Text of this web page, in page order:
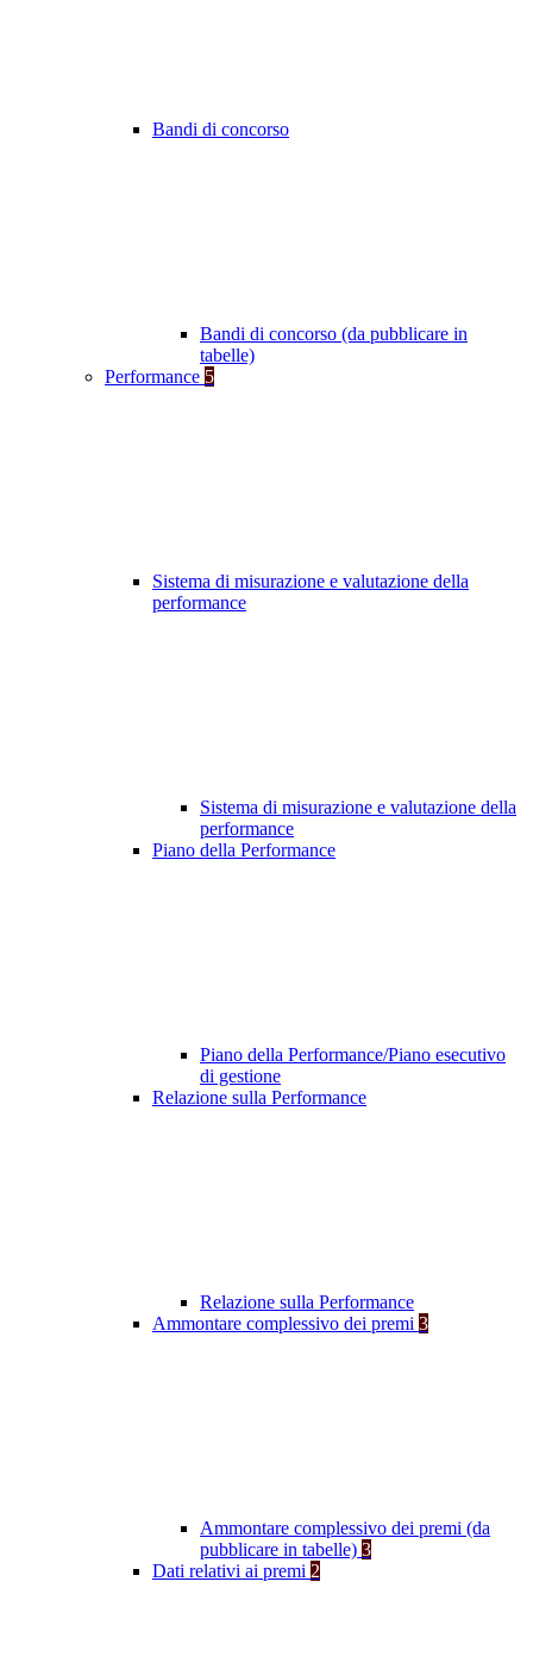
Bandi di concorso
Bandi di concorso (da pubblicare in
tabelle)
Performance 5
Sistema di misurazione e valutazione della
performance
Sistema di misurazione e valutazione della
performance
Piano della Performance
Piano della Performance/Piano esecutivo
di gestione
Relazione sulla Performance
Relazione sulla Performance
Ammontare complessivo dei premi 3
Ammontare complessivo dei premi (da
pubblicare in tabelle) 3
Dati relativi ai premi 2